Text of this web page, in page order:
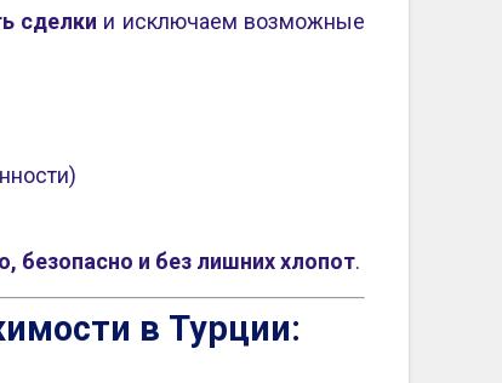
сделки и исключаем возможные
безопасно и без лишних хлопот.
в Турции: